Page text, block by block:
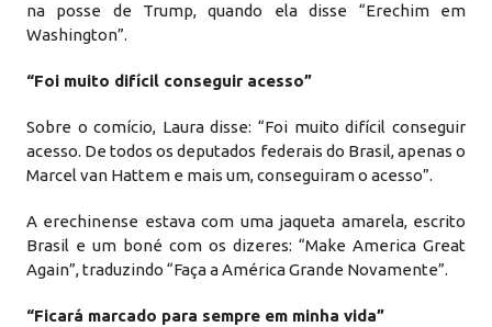
na posse de Trump, quando ela disse “Erechim em
Washington”.
“Foi muito difícil conseguir acesso”
Sobre o comício, Laura disse: “Foi muito difícil conseguir
acesso. De todos os deputados federais do Brasil, apenas o
Marcel van Hattem e mais um, conseguiram o acesso”.
A erechinense estava com uma jaqueta amarela, escrito
Brasil e um boné com os dizeres: “Make America Great
Again”, traduzindo “Faça a América Grande Novamente”.
“Ficará marcado para sempre em minha vida”